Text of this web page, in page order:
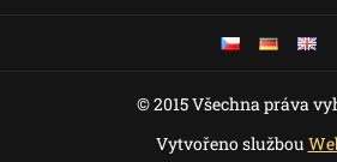
© 2015 Všechna práva
Vytvořeno službou